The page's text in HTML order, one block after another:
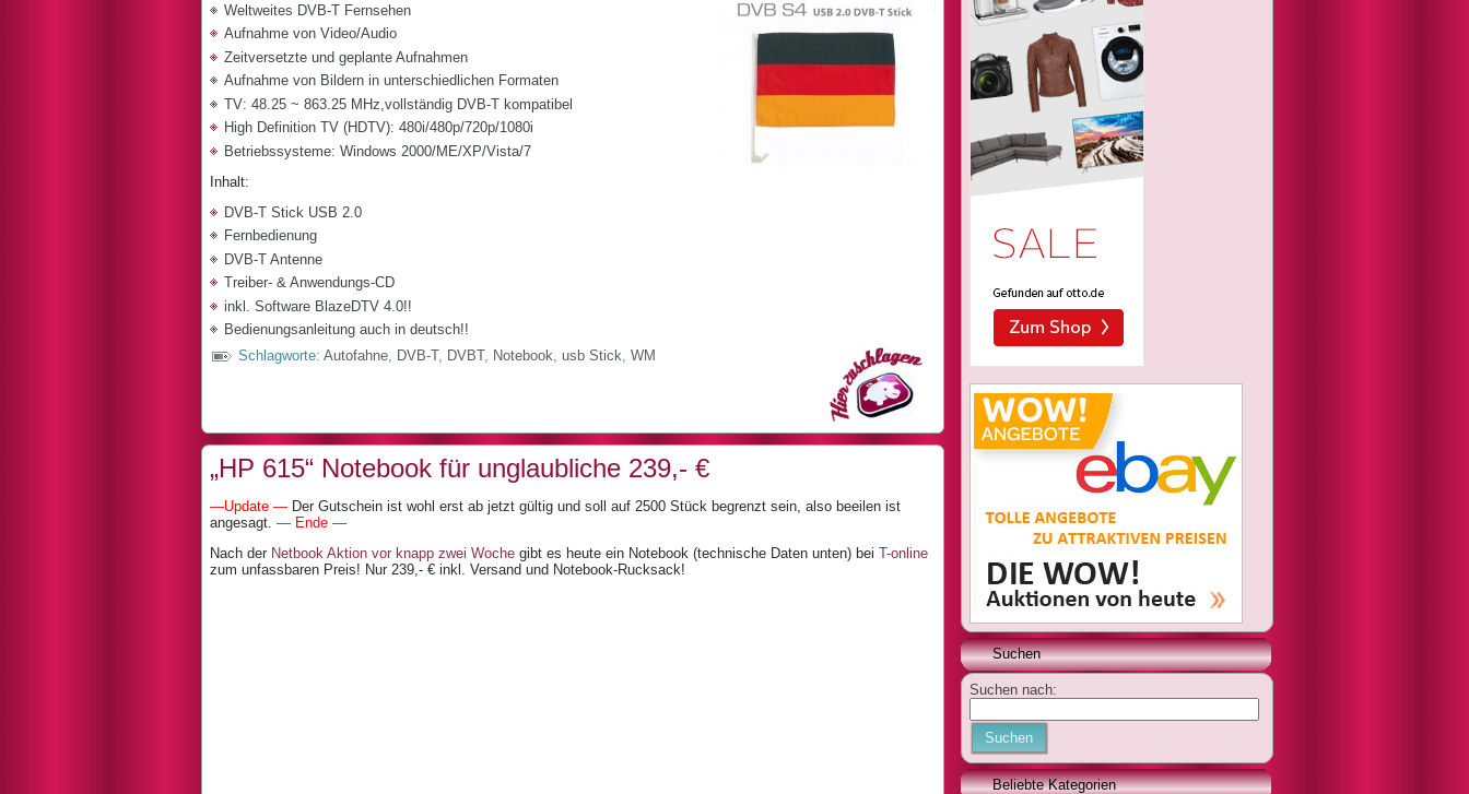
Weltweites DVB-T Fernsehen
Aufnahme von Video/Audio
Zeitversetzte und geplante Aufnahmen
Aufnahme von Bildern in unterschiedlichen Formaten
TV: 48.25 ~ 863.25 MHz,vollständig DVB-T kompatibel
High Definition TV (HDTV): 480i/480p/720p/1080i
Betriebssysteme: Windows 2000/ME/XP/Vista/7
Inhalt:
DVB-T Stick USB 2.0
Fernbedienung
DVB-T Antenne
Treiber- & Anwendungs-CD
inkl. Software BlazeDTV 4.0!!
Bedienungsanleitung auch in deutsch!!
Schlagworte: Autofahne, DVB-T, DVBT, Notebook, usb Stick, WM
„HP 615“ Notebook für unglaubliche 239,- €
—Update — Der Gutschein ist wohl erst ab jetzt gültig und soll auf 2500 Stück begrenzt sein, also beeilen ist
angesagt. — Ende —
Nach der Netbook Aktion vor knapp zwei Woche gibt es heute ein Notebook (technische Daten unten) bei T-online
zum unfassbaren Preis! Nur 239,- € inkl. Versand und Notebook-Rucksack!
Suchen
Suchen nach:
Suchen
Beliebte Kategorien